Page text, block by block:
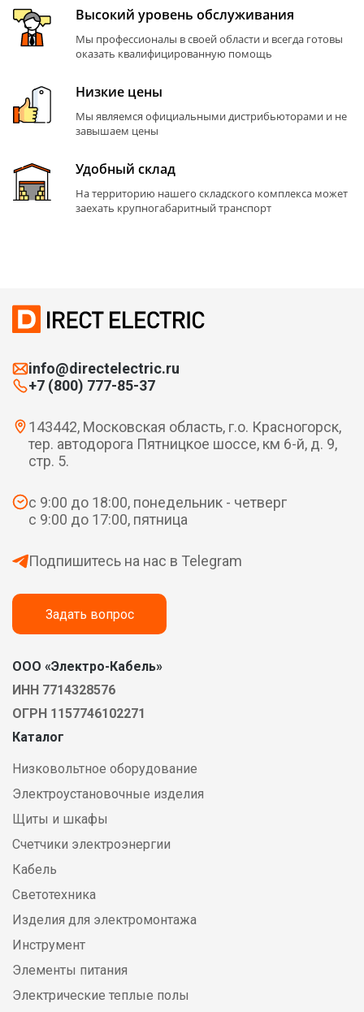
Высокий уровень обслуживания
Мы профессионалы в своей области и всегда готовы
оказать квалифицированную помощь
Низкие цены
Мы являемся официальными дистрибьюторами и не
завышаем цены
Удобный склад
На территорию нашего складского комплекса может
заехать крупногабаритный транспорт
info@directelectric.ru
+7 (800) 777-85-37
143442, Московская область, г.о. Красногорск,
тер. автодорога Пятницкое шоссе, км 6-й, д. 9,
стр. 5.
с 9:00 до 18:00, понедельник - четверг
с 9:00 до 17:00, пятница
Подпишитесь на нас в Telegram
Задать вопрос
ООО «Электро-Кабель»
ИНН 7714328576
ОГРН 1157746102271
Каталог
Низковольтное оборудование
Электроустановочные изделия
Щиты и шкафы
Счетчики электроэнергии
Кабель
Светотехника
Изделия для электромонтажа
Инструмент
Элементы питания
Электрические теплые полы